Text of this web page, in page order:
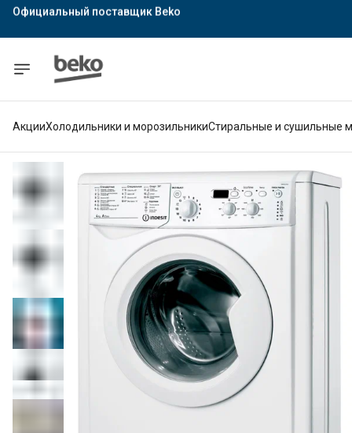
Официальный поставщик Indesit
Официальный поставщик Hotpoint
АкцииХолодильники и морозильникиСтиральные и сушильные